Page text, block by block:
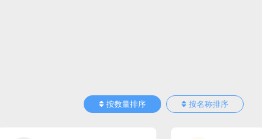
按数量排序 按名称排序